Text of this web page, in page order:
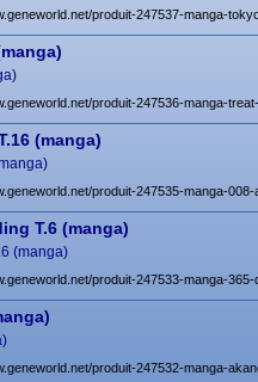
produit-247537-manga-
produit-247536-manga-
(manga)
produit-247535-manga-
T.6 (manga)
(manga)
produit-247533-manga-
produit-247532-manga-